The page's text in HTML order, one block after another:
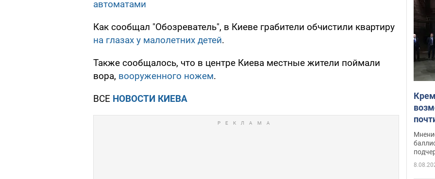
автоматами
Как сообщал "Обозреватель", в Киеве грабители обчистили квартиру
на глазах у малолетних детей.
Также сообщалось, что в центре Киева местные жители поймали
вора, вооруженного ножем.
ВСЕ НОВОСТИ КИЕВА